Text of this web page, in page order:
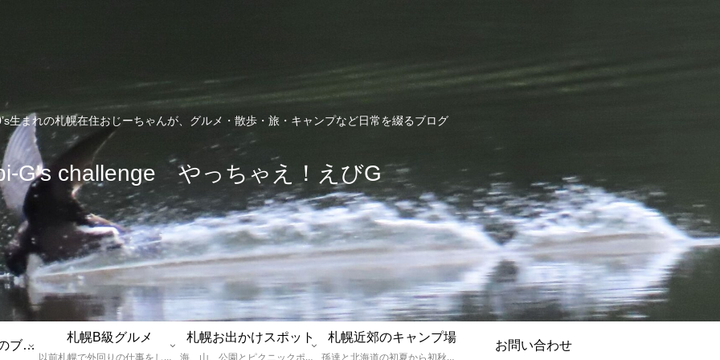
生まれの札幌在住おじーちゃんが、グルメ・散歩・旅・キャンプなど日常を綴るブログ
G's challenge やっちゃえ！えびG
えびGとは？札幌のブログ運営者プロフィール
札幌B級グルメ
以前札幌で外回りの仕事をしていた還暦過ぎブロガー「えびG」がランチ（サラリーマンランチ、サラメシ）を中心に、おそば、ラーメン、中華、日替わりランチを「札幌Bグルメ」と題してレポートしているブログカテゴリーのページです。現在は定年後の再雇用で札幌中とはいかなまでも会社の近くのすすきの界隈や家のある札幌市南区を中心に徘徊しております。
札幌お出かけスポット
海、山、公園とピクニックポイントや名所、旧跡などなど、、、、、札幌はもとより郊外の無理なく日帰りでいって帰ってこれるお出かけスポットを孫っち達（小学５、３年生、幼稚園年長さんの３人）とえびGがお出かけをして紹介しているページです。
札幌近郊のキャンプ場
孫達と北海道の初夏から初秋にかけてキャンプに出かけます。キャンプ場情報だったり料理だったり花火や遊びに虫取りとまさに「やっちゃえ！えびG」やりたい放題のブログです。
お問い合わせ